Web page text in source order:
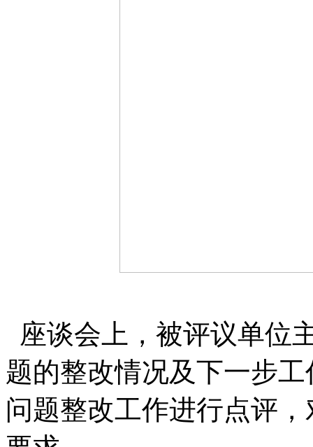
座谈会上，被评议单位
题的整改情况及下一步
问题整改工作进行点评